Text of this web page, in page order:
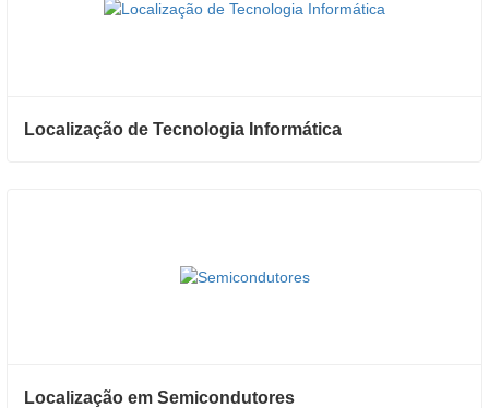
Localização de Tecnologia Informática
Localização em Semicondutores